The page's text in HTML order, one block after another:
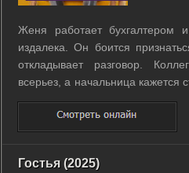
Женя работает бухгалтером
издалека. Он боится
откладывает разговор.
всерьез, а начальница кажется
меняется, когда Женя
оказывается втянутым в
просыпается в теле собаки и ...
Гостья (2025)